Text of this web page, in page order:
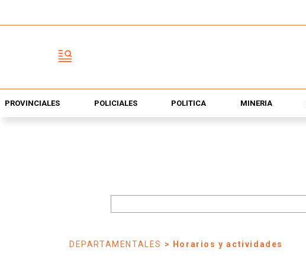
PROVINCIALES POLICIALES POLÍTICA MINERÍA
DEPARTAMENTALES > Horarios y actividades